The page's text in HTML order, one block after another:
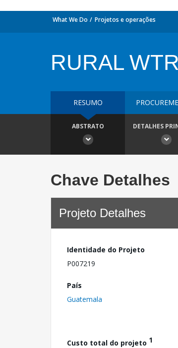
What We Do Projetos e operações
RURAL
RESUMO
ABSTRATO DETALHES
Chave Detalhes
Projeto Detalhes
Identidade do Projeto
P007219
País
Guatemala
Custo total do projeto 1